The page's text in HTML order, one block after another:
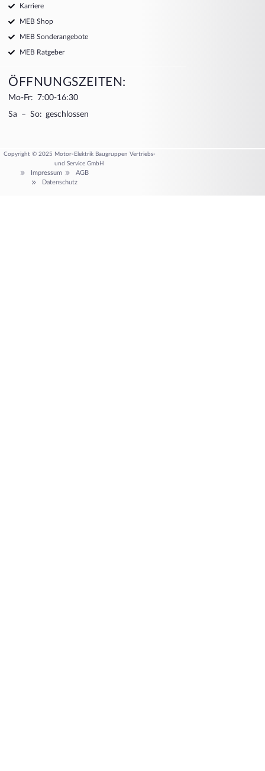
Karriere
MEB Shop
MEB Sonderangebote
MEB Ratgeber
ÖFFNUNGSZEITEN:
Mo-Fr: 7:00-16:30
Sa – So: geschlossen
Copyright © 2025 Motor-Elektrik Baugruppen Vertriebs-
und Service GmbH
Impressum
AGB
Datenschutz